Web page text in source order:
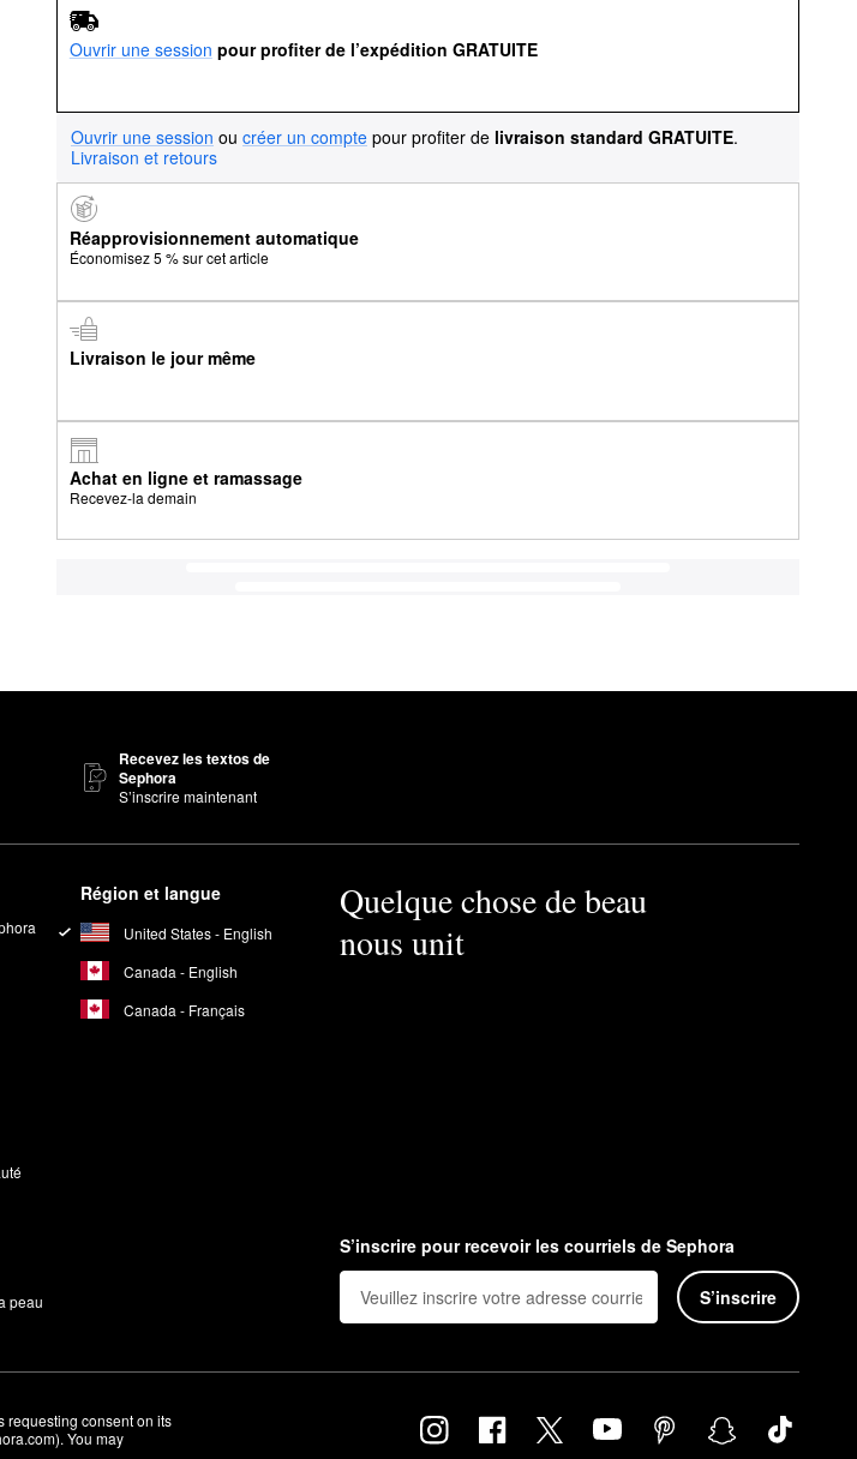
Ouvrir une session pour profiter de l’expédition GRATUITE
Ouvrir une session ou créer un compte pour profiter de livraison standard GRATUITE.
Livraison et retours
Réapprovisionnement automatique
Économisez 5 % sur cet article
Livraison le jour même
Achat en ligne et ramassage
Recevez-la demain
Recevez les textos de
Sephora
S’inscrire maintenant
peau
Région et langue
United States - English
Canada - English
Canada - Français
Quelque chose de beau
nous unit
S’inscrire pour recevoir les courriels de Sephora
S’inscrire
requesting consent on its
You may